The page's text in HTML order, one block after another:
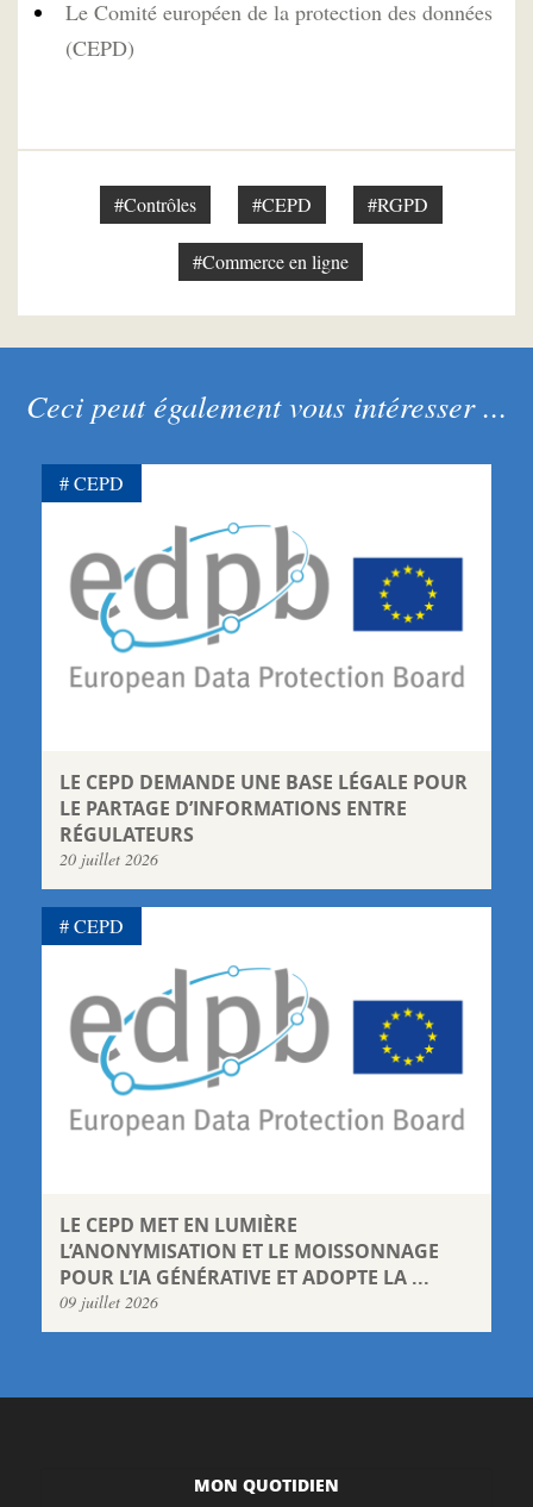
Le Comité européen de la protection des données
(CEPD)
#Contrôles #CEPD #RGPD
#Commerce en ligne
Ceci peut également vous intéresser ...
LE CEPD DEMANDE UNE BASE LÉGALE POUR
LE PARTAGE D’INFORMATIONS ENTRE
RÉGULATEURS
20 juillet 2026
CEPD
LE CEPD MET EN LUMIÈRE
L’ANONYMISATION ET LE MOISSONNAGE
POUR L’IA GÉNÉRATIVE ET ADOPTE LA ...
09 juillet 2026
CEPD
MON QUOTIDIEN